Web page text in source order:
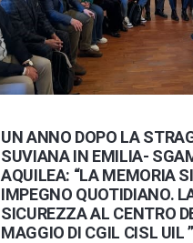
UN ANNO DOPO LA
SUVIANA IN EMILIA-
AQUILEA: “LA MEMORIA
IMPEGNO QUOTIDIANO.
SICUREZZA AL CENTRO
MAGGIO DI CGIL CISL UIL ”